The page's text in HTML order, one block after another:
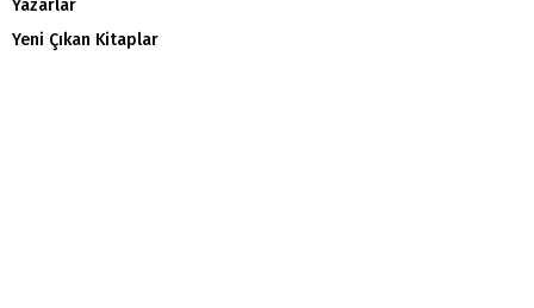
Yazarlar
Yeni Çıkan Kitaplar